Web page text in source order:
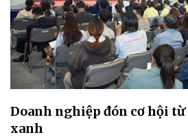
Doanh nghiệp đón cơ hội
xanh